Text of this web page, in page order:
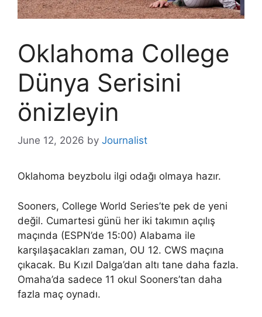
Oklahoma College
Dünya Serisini
önizleyin
June 12, 2026 by Journalist
Oklahoma beyzbolu ilgi odağı olmaya hazır.
Sooners, College World Series’te pek de yeni
değil. Cumartesi günü her iki takımın açılış
maçında (ESPN’de 15:00) Alabama ile
karşılaşacakları zaman, OU 12. CWS maçına
çıkacak. Bu Kızıl Dalga’dan altı tane daha fazla.
Omaha’da sadece 11 okul Sooners’tan daha
fazla maç oynadı.